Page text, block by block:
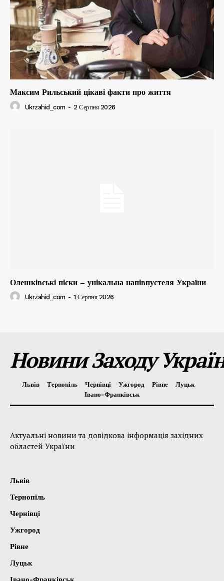
Максим Рильський цікаві факти про життя
Ukrzahid_com - 2 Серпня 2026
Олешківські піски – унікальна напівпустеля України
Ukrzahid_com - 1 Серпня 2026
Новини Заходу
Львів Тернопіль Чернівці Ужгород Рівне
Луцьк
Івано-Франківськ
Актуальні новини та довідкова інформація західних
областей України
Львів
Тернопіль
Чернівці
Ужгород
Рівне
Луцьк